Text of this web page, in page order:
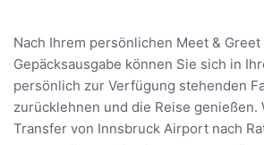
Nach Ihrem persönlichen Meet &
Gepäcksausgabe können Sie sich in
persönlich zur Verfügung stehenden
zurücklehnen und die Reise genießen.
Transfer von Innsbruck Airport nach